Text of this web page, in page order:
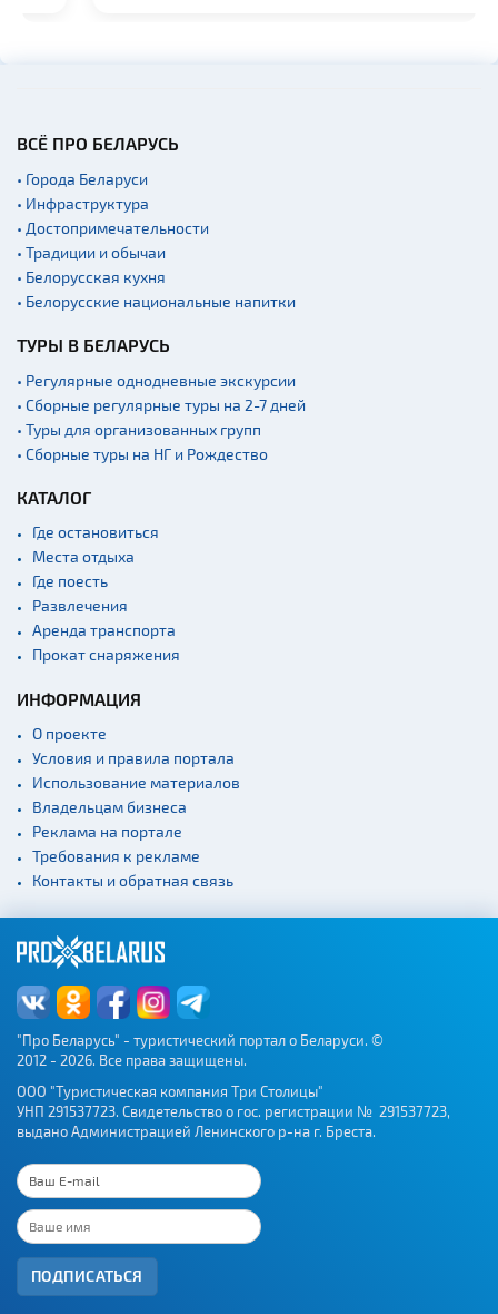
ВСЁ ПРО БЕЛАРУСЬ
• Города Беларуси
• Инфраструктура
• Достопримечательности
• Традиции и обычаи
• Белорусская кухня
• Белорусские национальные напитки
ТУРЫ В БЕЛАРУСЬ
• Регулярные однодневные экскурсии
• Сборные регулярные туры на 2-7 дней
• Туры для организованных групп
• Сборные туры на НГ и Рождество
КАТАЛОГ
Где остановиться
Места отдыха
Где поесть
Развлечения
Аренда транспорта
Прокат снаряжения
ИНФОРМАЦИЯ
О проекте
Условия и правила портала
Использование материалов
Владельцам бизнеса
Реклама на портале
Требования к рекламе
Контакты и обратная связь
"Про Беларусь" - туристический портал о Беларуси. ©
2012 - 2026. Все права защищены.
ООО "Туристическая компания Три Столицы"
УНП 291537723. Свидетельство о гос. регистрации № 291537723,
выдано Администрацией Ленинского р-на г. Бреста.
ПОДПИСАТЬСЯ